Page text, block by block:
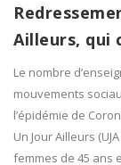
Ailleurs, qui
Le nombre
mouvements
l’épidémie de
Un Jour Ailleurs
femmes de 45 ans